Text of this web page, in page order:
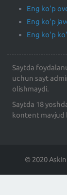
Eng ko'p
Eng ko'p
Eng ko'p
Saytda
uchun sayt
olishmaydi.
Saytda 18
kontent mavjud
© 2020